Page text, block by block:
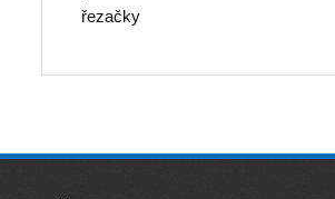
řezačky